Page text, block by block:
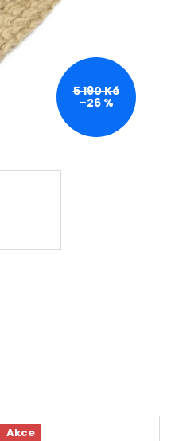
5 190 Kč
–26 %
Akce